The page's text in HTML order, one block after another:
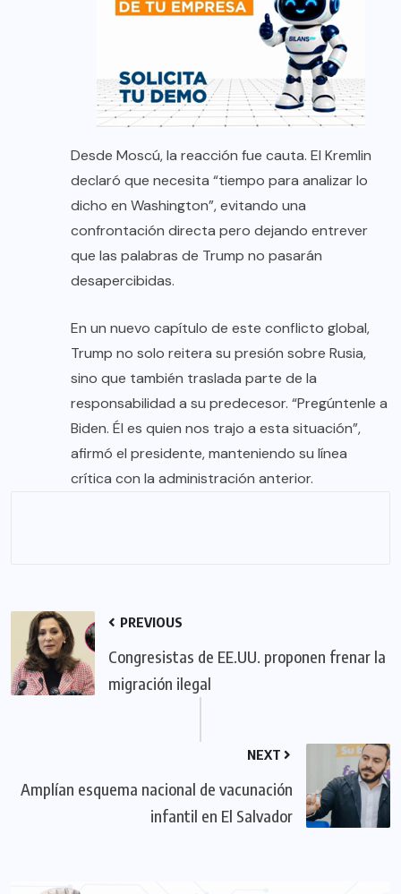
Desde Moscú, la reacción fue cauta. El Kremlin
declaró que necesita “tiempo para analizar lo
dicho en Washington”, evitando una
confrontación directa pero dejando entrever
que las palabras de Trump no pasarán
desapercibidas.
En un nuevo capítulo de este conflicto global,
Trump no solo reitera su presión sobre Rusia,
sino que también traslada parte de la
responsabilidad a su predecesor. “Pregúntenle a
Biden. Él es quien nos trajo a esta situación”,
afirmó el presidente, manteniendo su línea
crítica con la administración anterior.
PREVIOUS
Congresistas de EE.UU. proponen frenar la
migración ilegal
NEXT
Amplían esquema nacional de vacunación
infantil en El Salvador